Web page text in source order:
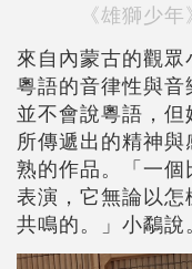
《雄獅少
來自內蒙古的觀
粵語的音律性與
並不會說粵語，但
所傳遞出的精神
熟的作品。「一
表演，它無論以
共鳴的。」小鷸說。